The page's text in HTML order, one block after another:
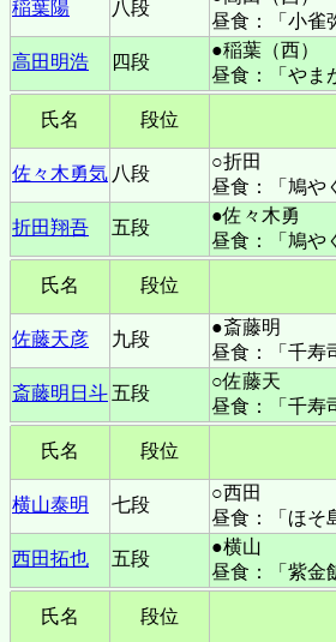
稲葉陽
八段
昼食：「小雀
高田明浩 四段
●稲葉（西）
昼食：「やま
氏名 段位
佐々木勇気 八段
○折田
昼食：「鳩や
折田翔吾 五段
●佐々木勇
昼食：「鳩や
氏名 段位
佐藤天彦
九段
●斎藤明
昼食：「千寿
斎藤明日斗 五段
○佐藤天
昼食：「千寿
氏名 段位
横山泰明
七段
○西田
昼食：「ほそ
西田拓也 五段
●横山
昼食：「紫金
氏名 段位